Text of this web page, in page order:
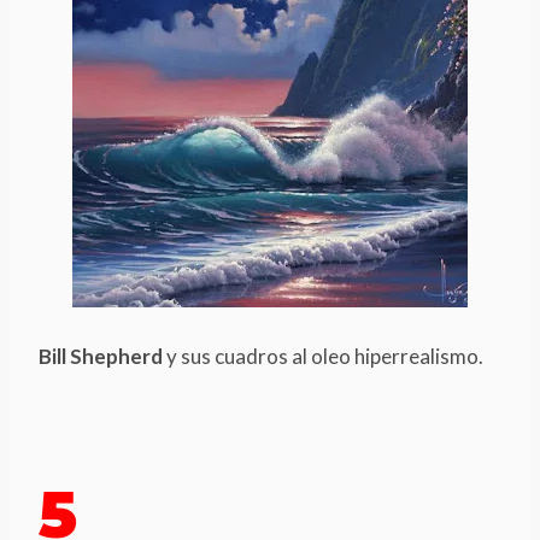
Bill Shepherdy sus cuadros al oleo hiperrealismo.
5